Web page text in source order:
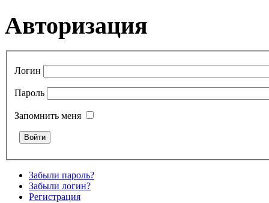
Авторизация
Логин
Пароль
Запомнить меня
Забыли пароль?
Забыли логин?
Регистрация